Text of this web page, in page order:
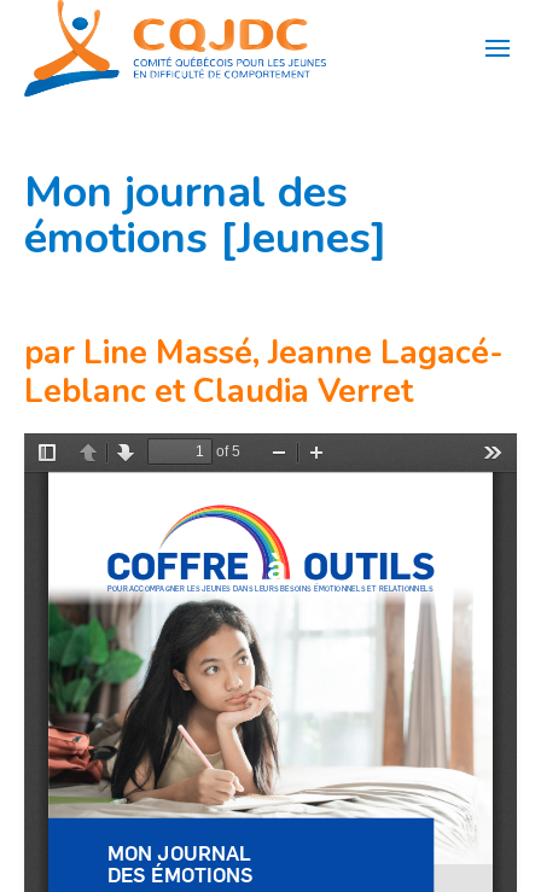
contenu
Mon journal des
émotions [Jeunes]
par Line Massé, Jeanne Lagacé-
Leblanc et Claudia Verret